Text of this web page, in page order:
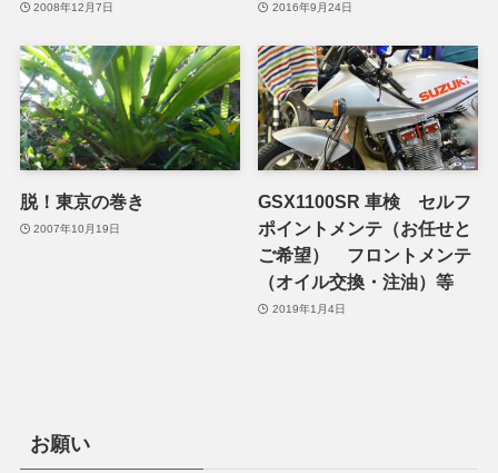
2008年12月7日 2016年9月24日
脱！東京の巻き
2007年10月19日
GSX1100SR 車検 セルフ
ポイントメンテ（お任せと
ご希望） フロントメンテ
（オイル交換・注油）等
2019年1月4日
お願い